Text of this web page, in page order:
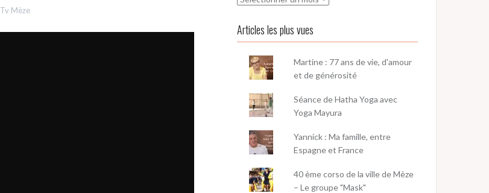
Tv Mèze
Articles les plus vues
Martine : 77 ans de vie, d'amour
et de générosité
Séance de Hatha Yoga avec
Yoga Mayura
Yannick : Ma famille, entre
Espagne et France
40 ème corso de la ville de Mèze
– Le groupe "Mask"